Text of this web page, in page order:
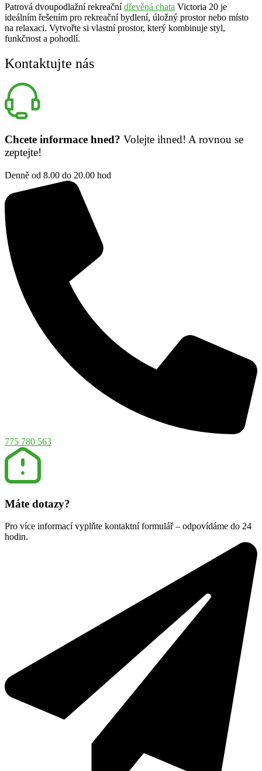
Patrová dvoupodlažní rekreačnídřevěná chata Victoria 20 je
ideálním řešením pro rekreační bydlení, úložný prostor nebo místo
na relaxaci. Vytvořte si vlastní prostor, který kombinuje styl,
funkčnost a pohodlí.
Kontaktujte nás
Chcete informace hned? Volejte ihned! A rovnou se
zeptejte!
Denně od 8.00 do 20.00 hod
775 780 563
Máte dotazy?
Pro více informací vyplňte kontaktní formulář – odpovídáme do 24
hodin.